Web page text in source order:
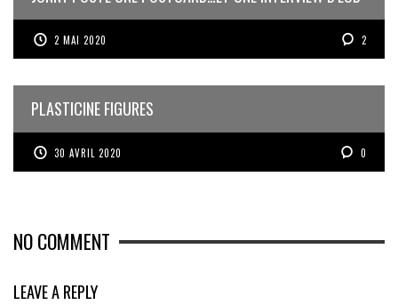
2 MAI 2020 2
PLASTICINE FIGURES
30 AVRIL 2020 0
NO COMMENT
LEAVE A REPLY